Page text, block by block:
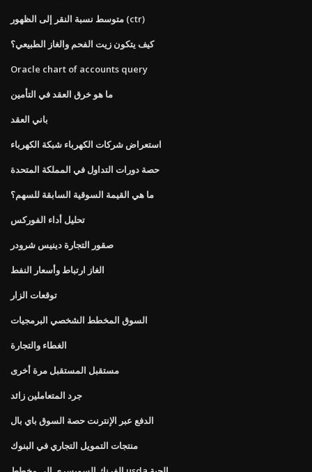
متوسط ​​نسبة النقر إلى الظهور (ctr)
كيف يتكون زيت الفحم والغاز الطبيعي؟
Oracle chart of accounts query
ما هو خرق العقد في التأمين
باني العقد
استعراض شركات الكهرباء شبكة الكهرباء
حصة دورات التداول في المملكة المتحدة
ما هي القيمة السوقية السابقة للسهم؟
تحليل أداء الفوركس
صقور التجارة دينيس شرودر
الغاز ارتباط وأسعار النفط
توقعات الزار
السوق المخطط الشخصي البرمجيات
الغطاء والتجارة
مستقبل المستقبل مرة أخرى
جرد المتعاملين زائد
الدفع عبر الإنترنت حصة السوق باي بال
منتجات التمويل التجاري في البنوك